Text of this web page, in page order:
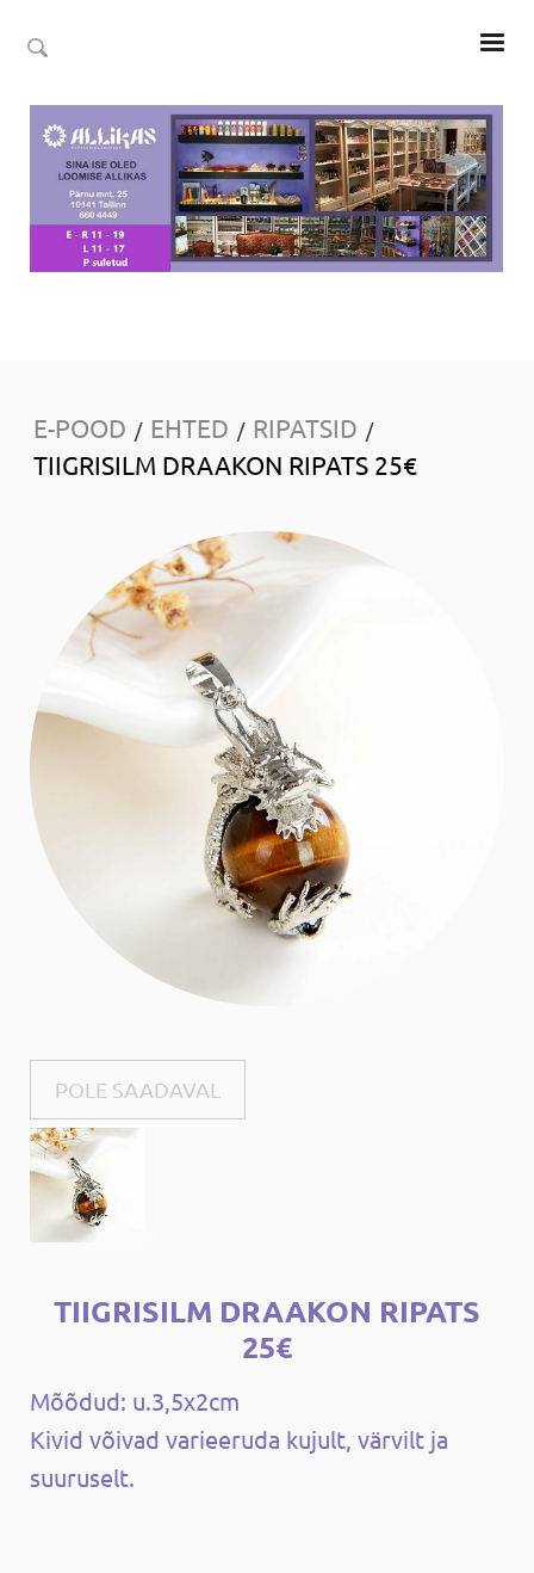
E-POOD / EHTED / RIPATSID /
TIIGRISILM DRAAKON RIPATS 25€
POLE SAADAVAL
TIIGRISILM DRAAKON RIPATS
25€
Mõõdud: u.3,5x2cm
Kivid võivad varieeruda kujult, värvilt ja
suuruselt.